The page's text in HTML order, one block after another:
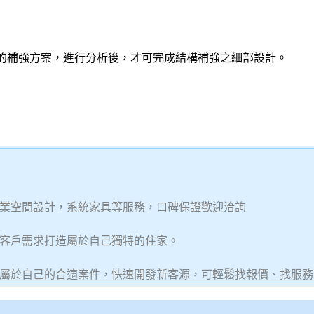
強方案，進行分析後，才可完成結構補強之細部設計。
空間設計，系統家具等服務，口碑保證歡迎洽詢
戶需求打造屬於自己獨特的住家。
於自己的合適案件，快速開發新客源，可輕鬆找報價、找服